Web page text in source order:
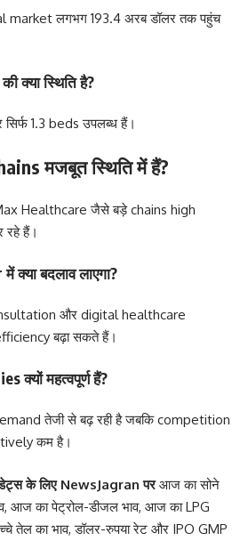
market लगभग 193.4 अरब डॉलर तक पहुंच
क्या स्थिति है?
सिर्फ 1.3 beds उपलब्ध हैं।
मजबूत स्थिति में हैं?
Healthcare जैसे बड़े chains high
हैं।
बदलाव लाएगा?
और digital healthcare
बढ़ा सकते हैं।
क्यों महत्वपूर्ण हैं?
तेजी से बढ़ रही है जबकि competition
कम है।
के लिए NewsJagran पर आज का सोने
, आज का पेट्रोल-डीजल भाव, आज का LPG
तेल का भाव,डॉलर-रुपया रेट और IPO GMP